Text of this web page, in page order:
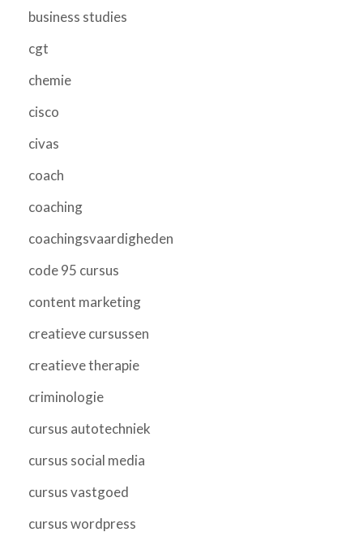
business studies
cgt
chemie
cisco
civas
coach
coaching
coachingsvaardigheden
code 95 cursus
content marketing
creatieve cursussen
creatieve therapie
criminologie
cursus autotechniek
cursus social media
cursus vastgoed
cursus wordpress